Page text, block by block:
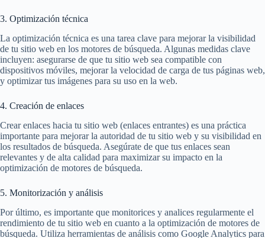
3. Optimización técnica
La optimización técnica es una tarea clave para mejorar la visibilidad
de tu sitio web en los motores de búsqueda. Algunas medidas clave
incluyen: asegurarse de que tu sitio web sea compatible con
dispositivos móviles, mejorar la velocidad de carga de tus páginas web,
y optimizar tus imágenes para su uso en la web.
4. Creación de enlaces
Crear enlaces hacia tu sitio web (enlaces entrantes) es una práctica
importante para mejorar la autoridad de tu sitio web y su visibilidad en
los resultados de búsqueda. Asegúrate de que tus enlaces sean
relevantes y de alta calidad para maximizar su impacto en la
optimización de motores de búsqueda.
5. Monitorización y análisis
Por último, es importante que monitorices y analices regularmente el
rendimiento de tu sitio web en cuanto a la optimización de motores de
búsqueda. Utiliza herramientas de análisis como Google Analytics para